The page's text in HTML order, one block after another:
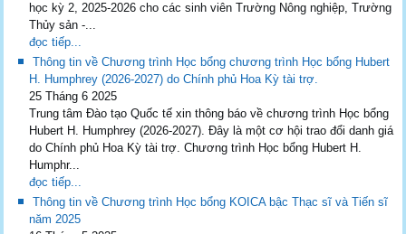
học kỳ 2, 2025-2026 cho các sinh viên Trường Nông nghiệp, Trường
Thủy sản -...
đọc tiếp...
Thông tin về Chương trình Học bổng chương trình Học bổng Hubert
H. Humphrey (2026-2027) do Chính phủ Hoa Kỳ tài trợ.
25 Tháng 6 2025
Trung tâm Đào tạo Quốc tế xin thông báo về chương trình Học bổng
Hubert H. Humphrey (2026-2027). Đây là một cơ hội trao đổi danh giá
do Chính phủ Hoa Kỳ tài trợ. Chương trình Học bổng Hubert H.
Humphr...
đọc tiếp...
Thông tin về Chương trình Học bổng KOICA bậc Thạc sĩ và Tiến sĩ
năm 2025